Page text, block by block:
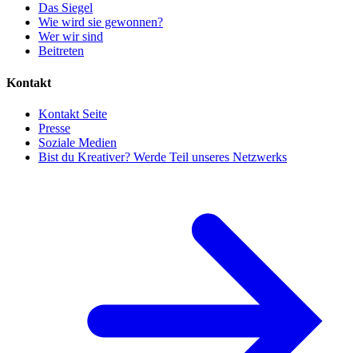
Das Siegel
Wie wird sie gewonnen?
Wer wir sind
Beitreten
Kontakt
Kontakt Seite
Presse
Soziale Medien
Bist du Kreativer? Werde Teil unseres Netzwerks